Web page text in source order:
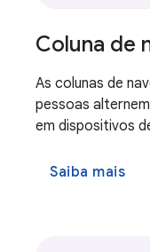
Coluna de
As colunas de
pessoas
em dispositivos
Saiba mais